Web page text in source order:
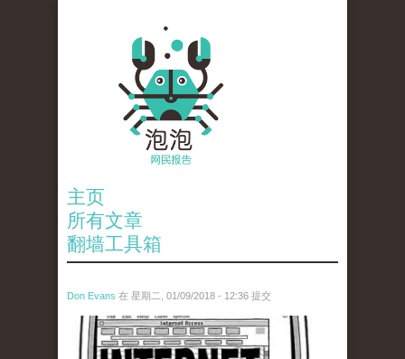
主页
所有文章
翻墙工具箱
Don Evans 在 星期二, 01/09/2018 - 12:36 提交
wechatimg866.jpeg